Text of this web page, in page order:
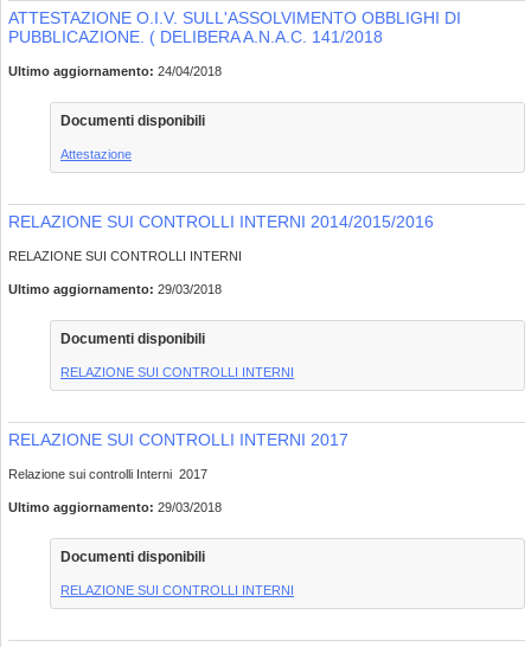
ATTESTAZIONE O.I.V. SULL'ASSOLVIMENTO OBBLIGHI DI
PUBBLICAZIONE. ( DELIBERA A.N.A.C. 141/2018
Ultimo aggiornamento: 24/04/2018
Documenti disponibili
Attestazione
RELAZIONE SUI CONTROLLI INTERNI 2014/2015/2016
RELAZIONE SUI CONTROLLI INTERNI
Ultimo aggiornamento: 29/03/2018
Documenti disponibili
RELAZIONE SUI CONTROLLI INTERNI
RELAZIONE SUI CONTROLLI INTERNI 2017
Relazione sui controlli Interni 2017
Ultimo aggiornamento: 29/03/2018
Documenti disponibili
RELAZIONE SUI CONTROLLI INTERNI